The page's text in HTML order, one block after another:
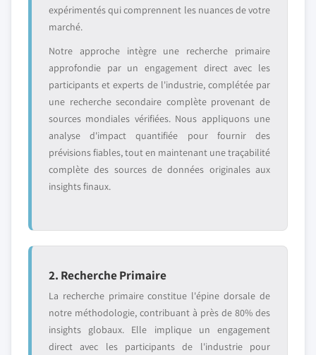
expérimentés qui comprennent les nuances de votre
marché.
Notre approche intègre une recherche primaire
approfondie par un engagement direct avec les
participants et experts de l'industrie, complétée par
une recherche secondaire complète provenant de
sources mondiales vérifiées. Nous appliquons une
analyse d'impact quantifiée pour fournir des
prévisions fiables, tout en maintenant une traçabilité
complète des sources de données originales aux
insights finaux.
2. Recherche Primaire
La recherche primaire constitue l'épine dorsale de
notre méthodologie, contribuant à près de 80% des
insights globaux. Elle implique un engagement
direct avec les participants de l'industrie pour